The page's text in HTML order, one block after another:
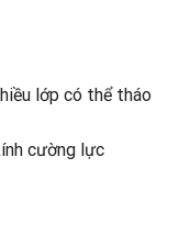
lớp có thể tháo
cường lực